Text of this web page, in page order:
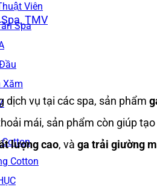
Viên
Spa
Xăm
Cotton
TMV
dịch vụ tại các spa, sản phẩm
mái, sản phẩm còn giúp
lượng cao, và ga trải giường